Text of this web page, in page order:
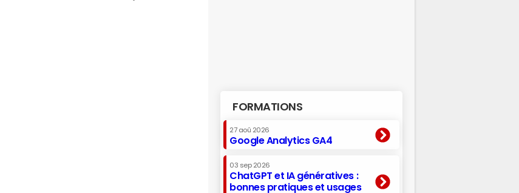
FORMATIONS
27 aoû 2026
Google Analytics GA4
03 sep 2026
ChatGPT et IA génératives :
bonnes pratiques et usages